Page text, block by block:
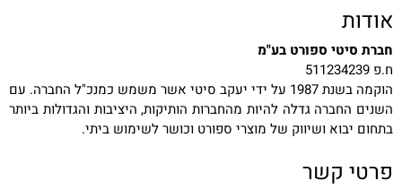
אודות
חברת סיטי ספורט בע"מ
ח.פ 511234239
הוקמה בשנת 1987 על ידי יעקב סיטי אשר משמש כמנכ"ל החברה. עם
השנים החברה גדלה להיות מהחברות הותיקות, היציבות והגדולות ביותר
בתחום יבוא ושיווק של מוצרי ספורט וכושר לשימוש ביתי.
פרטי קשר